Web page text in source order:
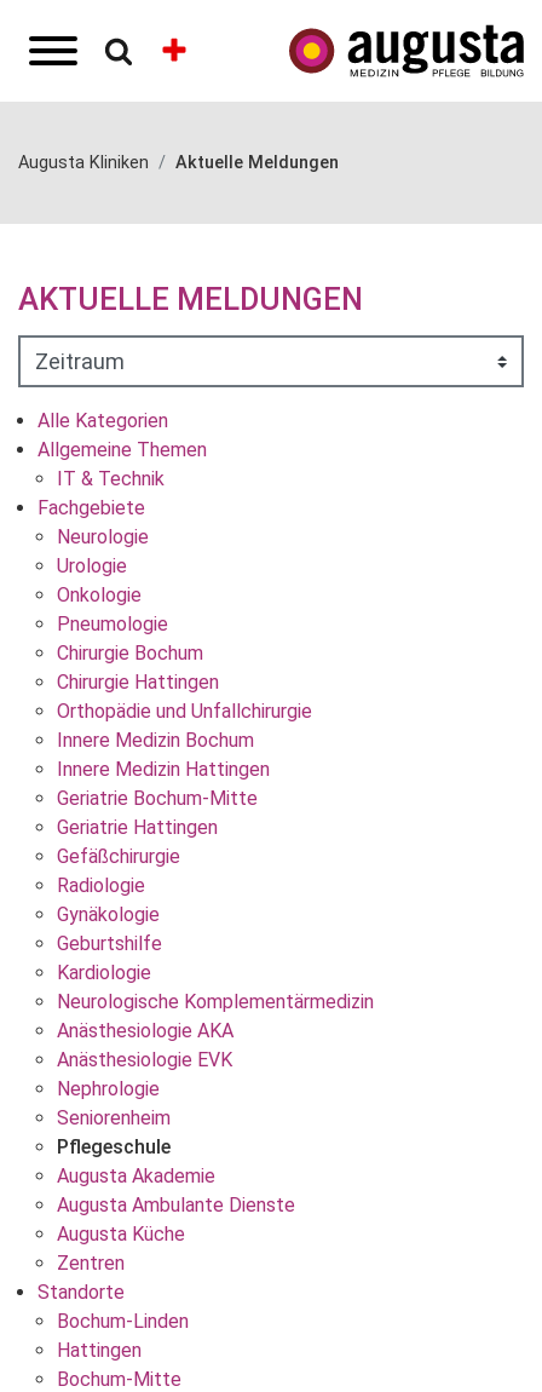
Augusta Kliniken Aktuelle Meldungen
AKTUELLE MELDUNGEN
Alle Kategorien
Allgemeine Themen
IT & Technik
Fachgebiete
Neurologie
Urologie
Onkologie
Pneumologie
Chirurgie Bochum
Chirurgie Hattingen
Orthopädie und Unfallchirurgie
Innere Medizin Bochum
Innere Medizin Hattingen
Geriatrie Bochum-Mitte
Geriatrie Hattingen
Gefäßchirurgie
Radiologie
Gynäkologie
Geburtshilfe
Kardiologie
Neurologische Komplementärmedizin
Anästhesiologie AKA
Anästhesiologie EVK
Nephrologie
Seniorenheim
Pflegeschule
Augusta Akademie
Augusta Ambulante Dienste
Augusta Küche
Zentren
Standorte
Bochum-Linden
Hattingen
Bochum-Mitte